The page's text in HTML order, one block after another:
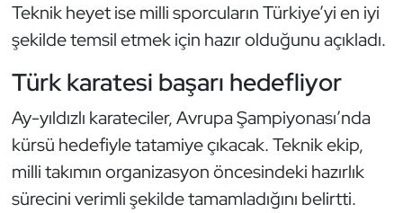
Teknik heyet ise milli sporcuların Türkiye’yi en iyi
şekilde temsil etmek için hazır olduğunu açıkladı.
Türk karatesi başarı hedefliyor
Ay-yıldızlı karateciler, Avrupa Şampiyonası’nda
kürsü hedefiyle tatamiye çıkacak. Teknik ekip,
milli takımın organizasyon öncesindeki hazırlık
sürecini verimli şekilde tamamladığını belirtti.
Oryantiring
Özel Sporcular
Paralimpik
Ragbi